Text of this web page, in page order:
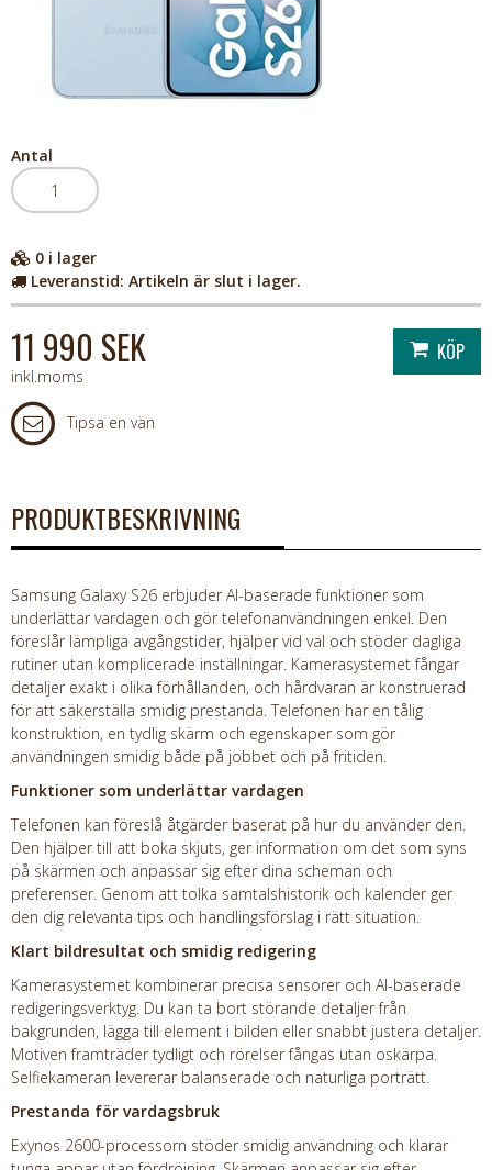
Antal
0 i lager
Leveranstid: Artikeln är slut i lager.
11 990 SEK
inkl.moms
Tipsa en vän
PRODUKTBESKRIVNING
Samsung Galaxy S26 erbjuder AI-baserade funktioner som
underlättar vardagen och gör telefonanvändningen enkel. Den
föreslår lämpliga avgångstider, hjälper vid val och stöder dagliga
rutiner utan komplicerade inställningar. Kamerasystemet fångar
detaljer exakt i olika förhållanden, och hårdvaran är konstruerad
för att säkerställa smidig prestanda. Telefonen har en tålig
konstruktion, en tydlig skärm och egenskaper som gör
användningen smidig både på jobbet och på fritiden.
Funktioner som underlättar vardagen
Telefonen kan föreslå åtgärder baserat på hur du använder den.
Den hjälper till att boka skjuts, ger information om det som syns
på skärmen och anpassar sig efter dina scheman och
preferenser. Genom att tolka samtalshistorik och kalender ger
den dig relevanta tips och handlingsförslag i rätt situation.
Klart bildresultat och smidig redigering
Kamerasystemet kombinerar precisa sensorer och AI-baserade
redigeringsverktyg. Du kan ta bort störande detaljer från
bakgrunden, lägga till element i bilden eller snabbt justera detaljer.
Motiven framträder tydligt och rörelser fångas utan oskärpa.
Selfiekameran levererar balanserade och naturliga porträtt.
Prestanda för vardagsbruk
Exynos 2600-processorn stöder smidig användning och klarar